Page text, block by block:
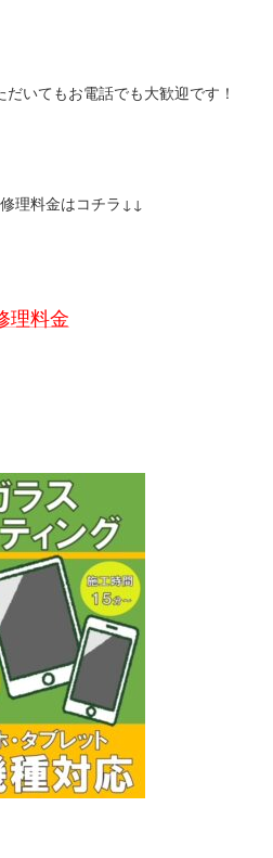
いてもお電話でも大歓迎です！
理料金はコチラ↓↓
理料金